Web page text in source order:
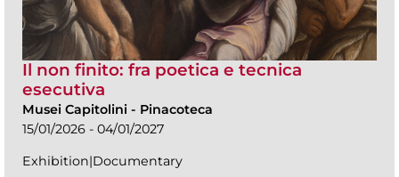
Il non finito: fra poetica e tecnica
esecutiva
Musei Capitolini - Pinacoteca
15/01/2026 - 04/01/2027
Exhibition|Documentary